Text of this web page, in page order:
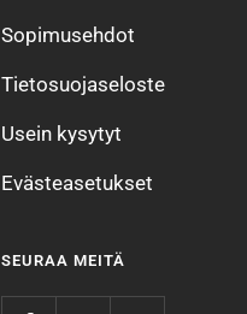
Sopimusehdot
Tietosuojaseloste
Usein kysytyt
Evästeasetukset
SEURAA MEITÄ